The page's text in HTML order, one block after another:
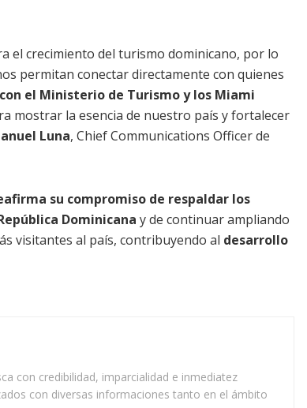
el crecimiento del turismo dominicano, por lo
permitan conectar directamente con quienes
el Ministerio de Turismo y los Miami
mostrar la esencia de nuestro país y fortalecer
Luna, Chief Communications Officer de
su compromiso de respaldar los
Dominicana y de continuar ampliando
visitantes al país, contribuyendo al desarrollo
con credibilidad, imparcialidad e inmediatez
con diversas informaciones tanto en el ámbito